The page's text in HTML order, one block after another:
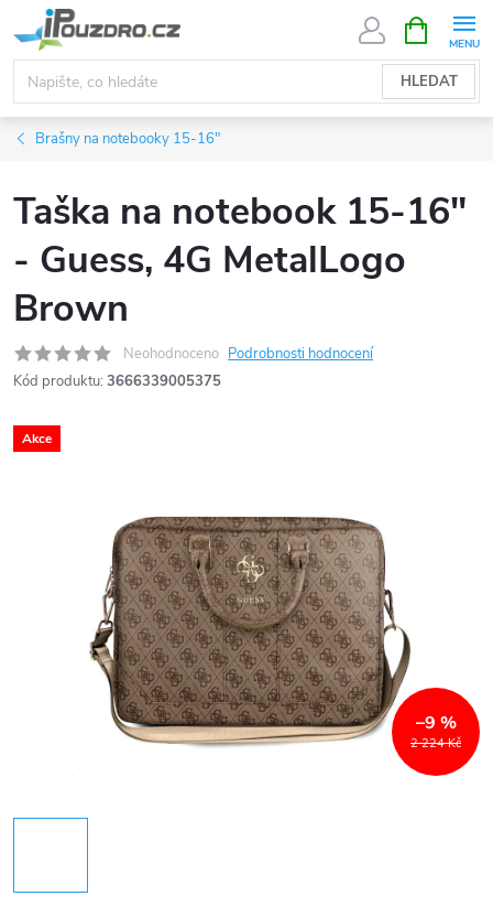
na
obsah
HLEDAT
NÁKUPNÍ
KOŠÍK
Brašny na notebooky 15-16"
Taška na notebook 15-16"
- Guess, 4G MetalLogo
Brown
Neohodnoceno Podrobnosti hodnocení
Kód produktu: 3666339005375
Akce
2 224 Kč
–9 %